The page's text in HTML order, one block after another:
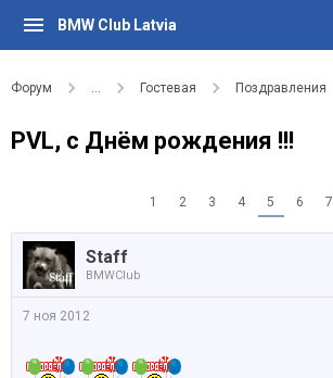
BMW Club Latvia
Форум ... Гостевая Поздравления
PVL, с Днём рождения !!!
1 2 3 4 5 6 7
Staff
BMWClub
7 ноя 2012